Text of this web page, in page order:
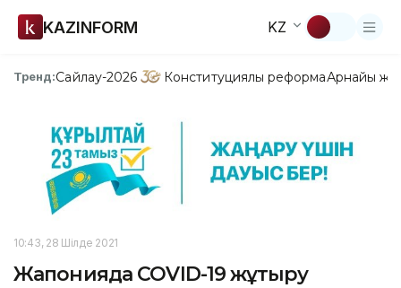
KAZINFORM KZ
Тренд:Сайлау-2026 Конституциялық реформаАрнайы
10:43, 28 Шілде 2021
Жапонияда COVID-19 жұқтыру